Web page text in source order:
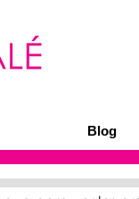
Blog